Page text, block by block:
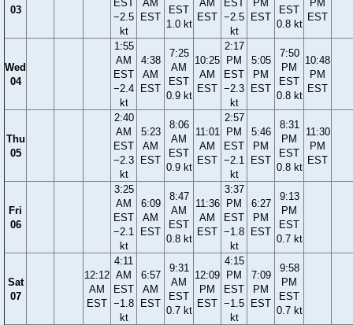
03
EST
−2.5
kt
AM
EST
EST
1.0 kt
AM
EST
EST
−2.5
kt
PM
EST
EST
0.8 kt
PM
EST
Wed
04
1:55
AM
EST
−2.4
kt
4:38
AM
EST
7:25
AM
EST
0.9 kt
10:25
AM
EST
2:17
PM
EST
−2.3
kt
5:05
PM
EST
7:50
PM
EST
0.8 kt
10:48
PM
EST
Thu
05
2:40
AM
EST
−2.3
kt
5:23
AM
EST
8:06
AM
EST
0.9 kt
11:01
AM
EST
2:57
PM
EST
−2.1
kt
5:46
PM
EST
8:31
PM
EST
0.8 kt
11:30
PM
EST
Fri
06
3:25
AM
EST
−2.1
kt
6:09
AM
EST
8:47
AM
EST
0.8 kt
11:36
AM
EST
3:37
PM
EST
−1.8
kt
6:27
PM
EST
9:13
PM
EST
0.7 kt
Sat
07
12:12
AM
EST
4:11
AM
EST
−1.8
kt
6:57
AM
EST
9:31
AM
EST
0.7 kt
12:09
PM
EST
4:15
PM
EST
−1.5
kt
7:09
PM
EST
9:58
PM
EST
0.7 kt